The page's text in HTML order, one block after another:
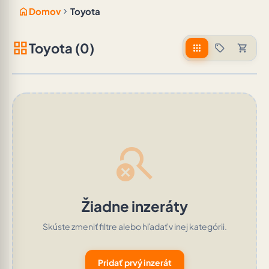
home Domov chevron_right Toyota
grid_viewToyota (0) apps sell shopping_cart
search_off
Žiadne inzeráty
Skúste zmeniť filtre alebo hľadať v inej kategórii.
Pridať prvý inzerát